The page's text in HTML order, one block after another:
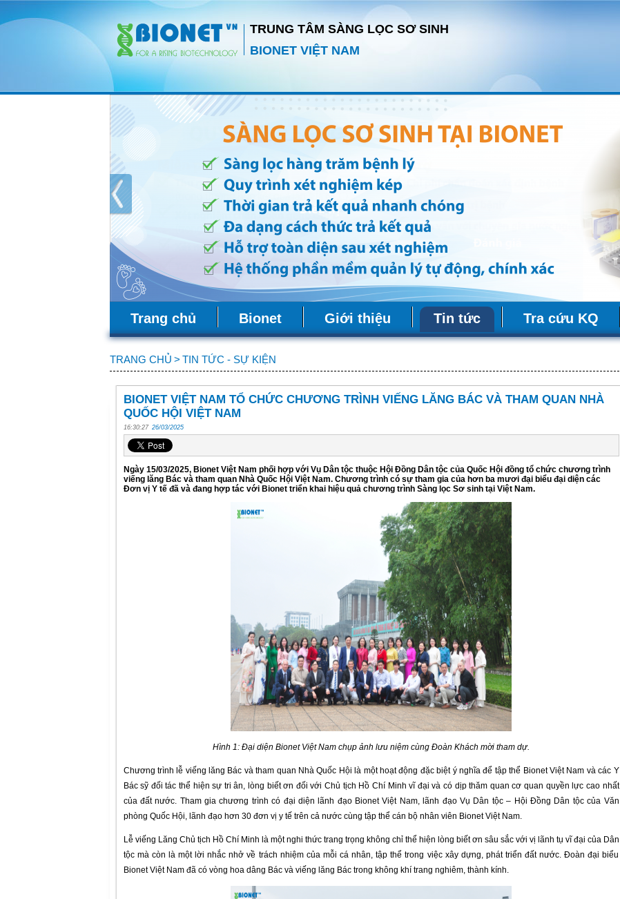
TRUNG TÂM SÀNG LỌC SƠ SINH
BIONET VIỆT NAM
Trang chủ Bionet Giới thiệu Tin tức Tra cứu KQ
TRANG CHỦ > TIN TỨC - SỰ KIỆN
BIONET VIỆT NAM TỔ CHỨC CHƯƠNG TRÌNH VIẾNG LĂNG BÁC VÀ THAM QUAN NHÀ
QUỐC HỘI VIỆT NAM
16:30:27 26/03/2025
Ngày 15/03/2025, Bionet Việt Nam phối hợp với Vụ Dân tộc thuộc Hội Đồng Dân tộc của Quốc Hội đồng tổ chức chương trình
viếng lăng Bác và tham quan Nhà Quốc Hội Việt Nam. Chương trình có sự tham gia của hơn ba mươi đại biểu đại diện các
Đơn vị Y tế đã và đang hợp tác với Bionet triển khai hiệu quả chương trình Sàng lọc Sơ sinh tại Việt Nam.
Hình 1: Đại diện Bionet Việt Nam chụp ảnh lưu niệm cùng Đoàn Khách mời tham dự.
Chương trình lễ viếng lăng Bác và tham quan Nhà Quốc Hội là một hoạt động đặc biệt ý nghĩa để tập thể Bionet Việt Nam và các Y
Bác sỹ đối tác thể hiện sự tri ân, lòng biết ơn đối với Chủ tịch Hồ Chí Minh vĩ đại và có dịp thăm quan cơ quan quyền lực cao nhất
của đất nước. Tham gia chương trình có đại diện lãnh đạo Bionet Việt Nam, lãnh đạo Vụ Dân tộc – Hội Đồng Dân tộc của Văn
phòng Quốc Hội, lãnh đạo hơn 30 đơn vị y tế trên cả nước cùng tập thể cán bộ nhân viên Bionet Việt Nam.
Lễ viếng Lăng Chủ tịch Hồ Chí Minh là một nghi thức trang trọng không chỉ thể hiện lòng biết ơn sâu sắc với vị lãnh tụ vĩ đại của Dân
tộc mà còn là một lời nhắc nhở về trách nhiệm của mỗi cá nhân, tập thể trong việc xây dựng, phát triển đất nước. Đoàn đại biểu
Bionet Việt Nam đã có vòng hoa dâng Bác và viếng lăng Bác trong không khí trang nghiêm, thành kính.